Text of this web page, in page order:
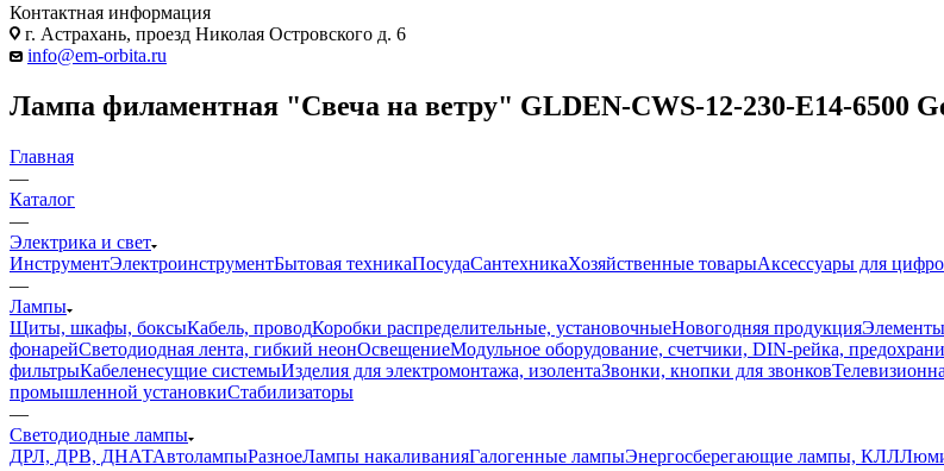
Контактная информация
г. Астрахань, проезд Николая Островского д. 6
info@em-orbita.ru
Лампа филаментная "Свеча на ветру" GLDEN-CWS-12-230-E14-6500
Главная
—
Каталог
—
Электрика и свет
ИнструментЭлектроинструментБытовая техникаПосудаСантехникаХозяйственные товарыАксессуары для
—
Лампы
Щиты, шкафы, боксыКабель, проводКоробки распределительные, установочныеНовогодняя продукцияЭлементы
фонарейСветодиодная лента, гибкий неонОсвещениеМодульное оборудование, счетчики, DIN-рейка,
фильтрыКабеленесущие системыИзделия для электромонтажа, изолентаЗвонки, кнопки для звонков
промышленной установкиСтабилизаторы
—
Светодиодные лампы
ДРЛ, ДРВ, ДНАТАвтолампыРазноеЛампы накаливанияГалогенные лампыЭнергосберегающие лампы, КЛЛ